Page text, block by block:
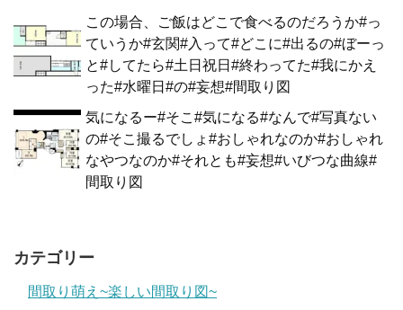
この場合、ご飯はどこで食べるのだろうか#っ
ていうか#玄関#入って#どこに#出るの#ぼーっ
と#してたら#土日祝日#終わってた#我にかえ
った#水曜日#の#妄想#間取り図
気になるー#そこ#気になる#なんで#写真ない
の#そこ撮るでしょ#おしゃれなのか#おしゃれ
なやつなのか#それとも#妄想#いびつな曲線#
間取り図
カテゴリー
間取り萌え~楽しい間取り図~